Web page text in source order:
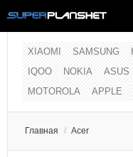
XIAOMI SAMSUNG
IQOO
NOKIA ASUS
MOTOROLA
APPLE
Главная / Acer